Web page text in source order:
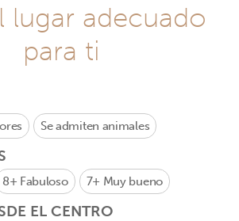
lugar adecuado
para ti
Se admiten animales
8+ Fabuloso 7+ Muy bueno
EL CENTRO